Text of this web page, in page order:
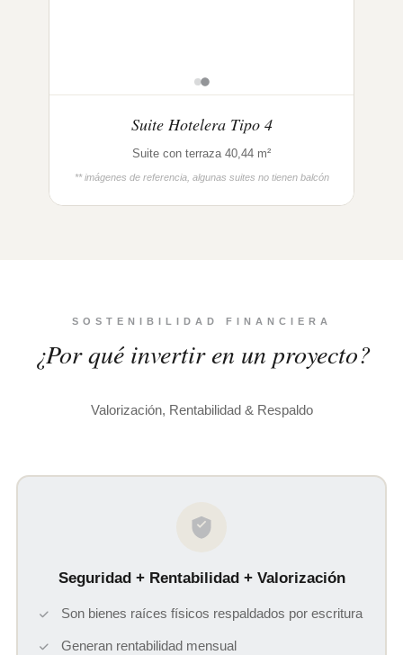
Suite Hotelera Tipo 4
Suite con terraza 40,44 m²
** imágenes de referencia, algunas suites no tienen balcón
SOSTENIBILIDAD FINANCIERA
¿Por qué invertir en un proyecto?
Valorización, Rentabilidad & Respaldo
Seguridad + Rentabilidad + Valorización
Son bienes raíces físicos respaldados por escritura
Generan rentabilidad mensual